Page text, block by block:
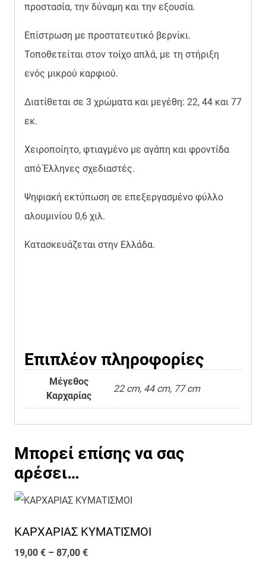
προστασία, την δύναμη και την εξουσία.
Επίστρωση με προστατευτικό βερνίκι.
Τοποθετείται στον τοίχο απλά, με τη στήριξη
ενός μικρού καρφιού.
Διατίθεται σε 3 χρώματα και μεγέθη: 22, 44 και 77
εκ.
Χειροποίητο, φτιαγμένο με αγάπη και φροντίδα
από Έλληνες σχεδιαστές.
Ψηφιακή εκτύπωση σε επεξεργασμένο φύλλο
αλουμινίου 0,6 χιλ.
Κατασκευάζεται στην Ελλάδα.
Επιπλέον πληροφορίες
Μέγεθος
Καρχαρίας
22 cm, 44 cm, 77 cm
Μπορεί επίσης να σας
αρέσει…
ΚΑΡΧΑΡΙΑΣ ΚΥΜΑΤΙΣΜΟΙ
19,00 € – 87,00 €Price